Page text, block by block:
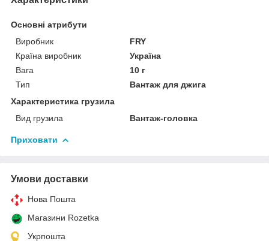
Основні атрибути
Виробник
FRY
Країна виробник
Україна
Вага
10 г
Тип
Вантаж для джига
Характеристика грузила
Вид грузила
Вантаж-головка
Приховати
Умови доставки
Нова Пошта
Магазини Rozetka
Укрпошта